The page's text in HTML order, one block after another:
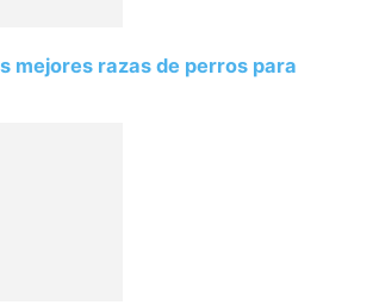
mejores razas de perros para